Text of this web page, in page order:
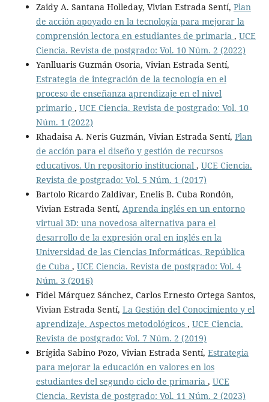
Zaidy A. Santana Holleday, Vivian Estrada Sentí, Plan
de acción apoyado en la tecnología para mejorar la
comprensión lectora en estudiantes de primaria , UCE
Ciencia. Revista de postgrado: Vol. 10 Núm. 2 (2022)
Yanlluaris Guzmán Osoria, Vivian Estrada Sentí,
Estrategia de integración de la tecnología en el
proceso de enseñanza aprendizaje en el nivel
primario , UCE Ciencia. Revista de postgrado: Vol. 10
Núm. 1 (2022)
Rhadaisa A. Neris Guzmán, Vivian Estrada Sentí, Plan
de acción para el diseño y gestión de recursos
educativos. Un repositorio institucional , UCE Ciencia.
Revista de postgrado: Vol. 5 Núm. 1 (2017)
Bartolo Ricardo Zaldivar, Enelis B. Cuba Rondón,
Vivian Estrada Sentí, Aprenda inglés en un entorno
virtual 3D: una novedosa alternativa para el
desarrollo de la expresión oral en inglés en la
Universidad de las Ciencias Informáticas, República
de Cuba , UCE Ciencia. Revista de postgrado: Vol. 4
Núm. 3 (2016)
Fidel Márquez Sánchez, Carlos Ernesto Ortega Santos,
Vivian Estrada Sentí, La Gestión del Conocimiento y el
aprendizaje. Aspectos metodológicos , UCE Ciencia.
Revista de postgrado: Vol. 7 Núm. 2 (2019)
Brígida Sabino Pozo, Vivian Estrada Sentí, Estrategia
para mejorar la educación en valores en los
estudiantes del segundo ciclo de primaria , UCE
Ciencia. Revista de postgrado: Vol. 11 Núm. 2 (2023)